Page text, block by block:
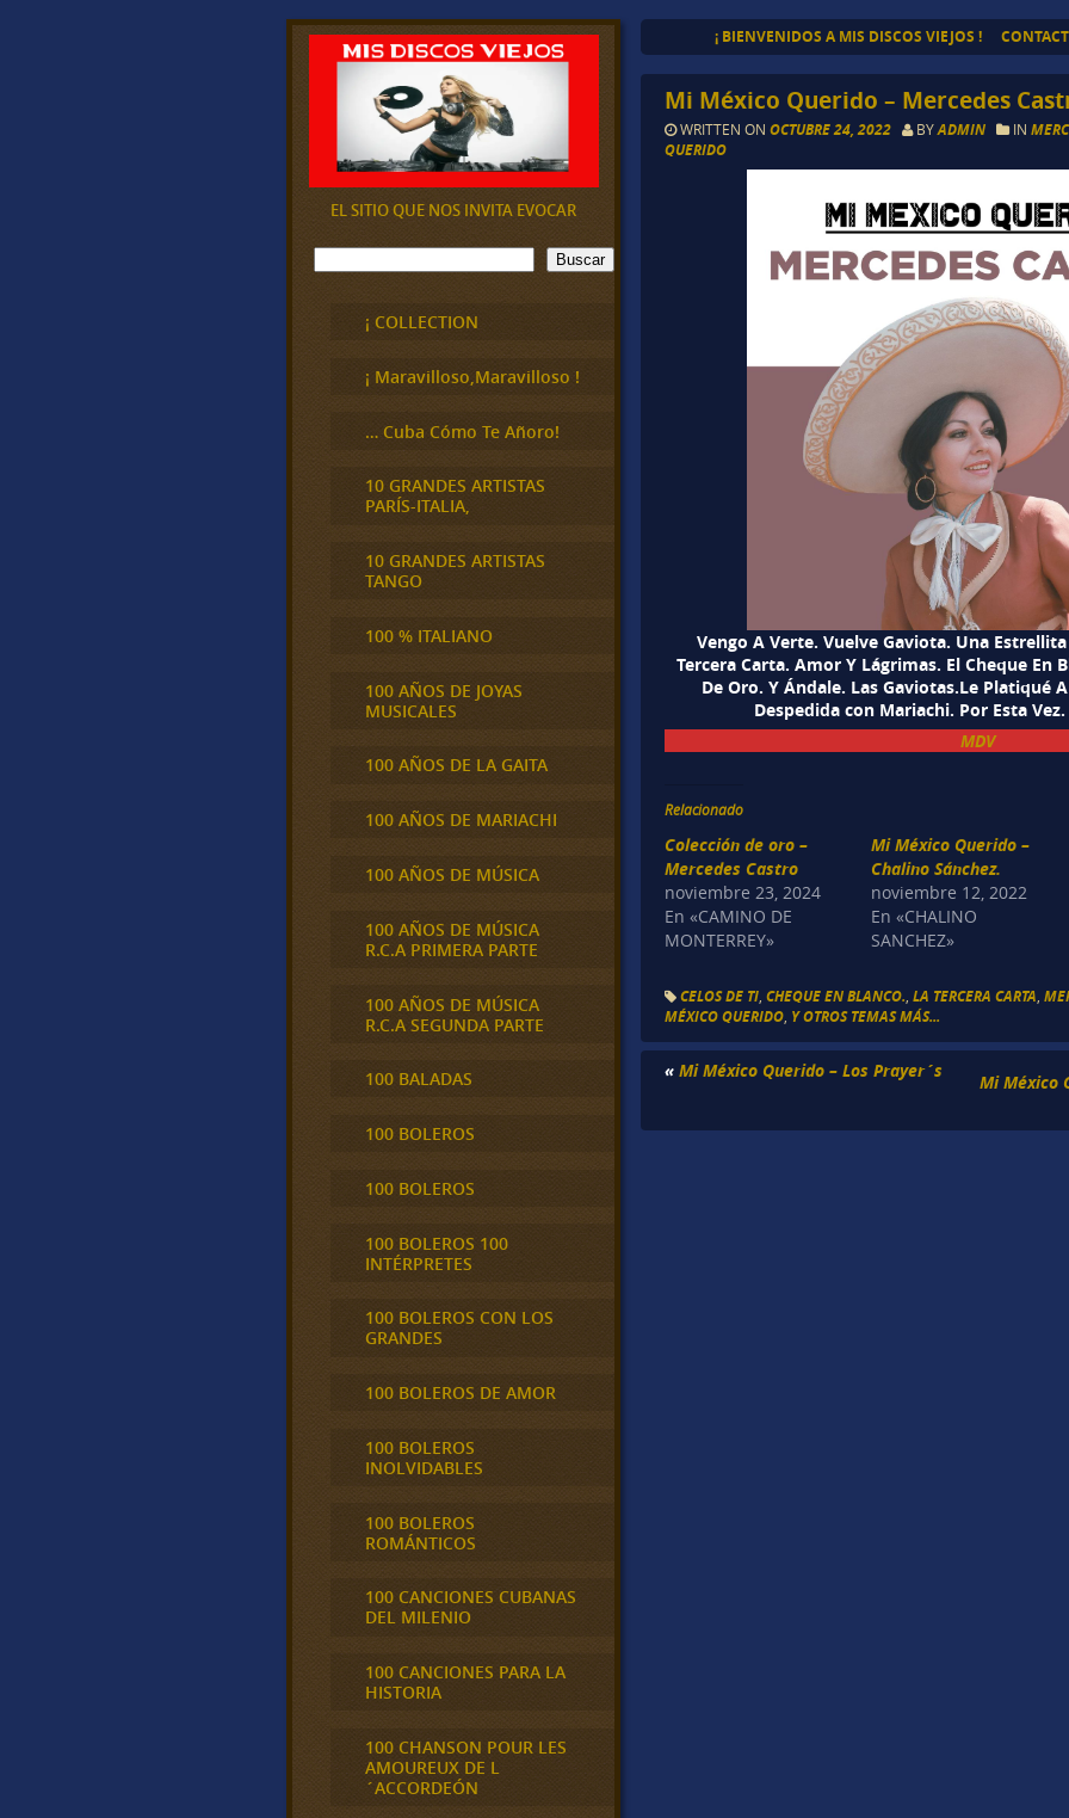
¡ BIENVENIDOS A MIS DISCOS VIEJOS !
Mi México Querido – Mercedes
WRITTEN ONOCTUBRE 24, 2022 BYADMIN IN
QUERIDO
Vengo A Verte. Vuelve Gaviota. Una
Tercera Carta. Amor Y Lágrimas. El Cheque En
De Oro. Y Ándale. Las Gaviotas.Le Platiqué
Despedida con Mariachi. Por Esta
MDV
Relacionado
Colección de oro –
Mercedes Castro
noviembre 23, 2024
En «CAMINO DE
MONTERREY»
Mi México Querido –
Chalino Sánchez.
noviembre 12, 2022
En «CHALINO
SANCHEZ»
CELOS DE TI ,CHEQUE EN BLANCO. ,LA TERCERA CARTA ,
MÉXICO QUERIDO Y OTROS TEMAS MÁS...
«Mi México Querido – Los Prayer´s
Mi México
EL SITIO QUE NOS INVITA EVOCAR
B
u
Buscar
¡ COLLECTION
¡ Maravilloso,Maravilloso !
… Cuba Cómo Te Añoro!
10 GRANDES ARTISTAS
PARÍS-ITALIA,
10 GRANDES ARTISTAS
TANGO
100 % ITALIANO
100 AÑOS DE JOYAS
MUSICALES
100 AÑOS DE LA GAITA
100 AÑOS DE MARIACHI
100 AÑOS DE MÚSICA
100 AÑOS DE MÚSICA
R.C.A PRIMERA PARTE
100 AÑOS DE MÚSICA
R.C.A SEGUNDA PARTE
100 BALADAS
100 BOLEROS
100 BOLEROS
100 BOLEROS 100
INTÉRPRETES
100 BOLEROS CON LOS
GRANDES
100 BOLEROS DE AMOR
100 BOLEROS
INOLVIDABLES
100 BOLEROS
ROMÁNTICOS
100 CANCIONES CUBANAS
DEL MILENIO
100 CANCIONES PARA LA
HISTORIA
100 CHANSON POUR LES
AMOUREUX DE L
´ACCORDEÓN